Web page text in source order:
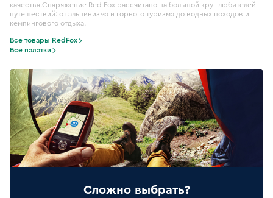
качества.Снаряжение Red Fox рассчитано на большой круг любителей
путешествий: от альпинизма и горного туризма до водных походов и
кемпингового отдыха.
Все товары RedFox
Все палатки
Сложно выбрать?